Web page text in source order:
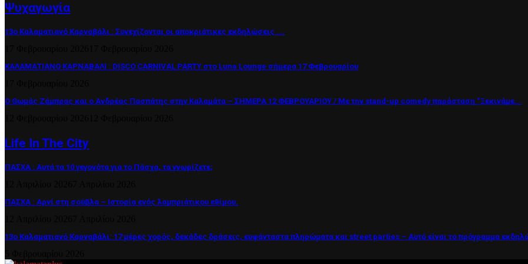
Ψυχαγωγία
13ο Καλαματιανό Καρναβάλι : Συνεχίζονται οι αποκριάτικες εκδηλώσεις ….
ΚΑΛΑΜΑΤΙΑΝΟ ΚΑΡΝΑΒΑΛΙ : DISCO CARNIVAL PARTY στο Luna Lounge σήμερα 17 Φεβρουαρίου
Ο Θωμάς Ζάμπρας και ο Ανδρέας Πασπάτης στην Καλαμάτα – ΣΗΜΕΡΑ 12 ΦΕΒΡΟΥΑΡΙΟΥ / Με την stand-up comedy παράσταση “Ξεκινάμε...
Life In The City
ΠΑΣΧΑ : Αυτά τα 10 γεγονότα για το Πάσχα, τα γνωρίζετε;
ΠΑΣΧΑ : Αρνί στη σούβλα – Ιστορία ενός λαμπριάτικου εθίμου.
13ο Καλαματιανό Καρναβάλι: 17 μέρες χορός, δεκάδες δράσεις, ευφάνταστα πληρώματα και street parties – Αυτό είναι το πρόγραμμα